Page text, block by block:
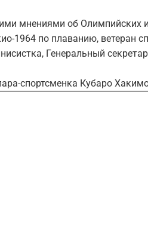
мнениями об Олимпийских
1964 по плаванию, ветеран
Генеральный
спортсменка Кубаро